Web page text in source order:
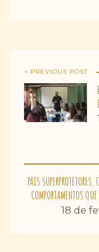
< PREVIOUS POST
PAIS
COMPORTAMENTOS
18 de